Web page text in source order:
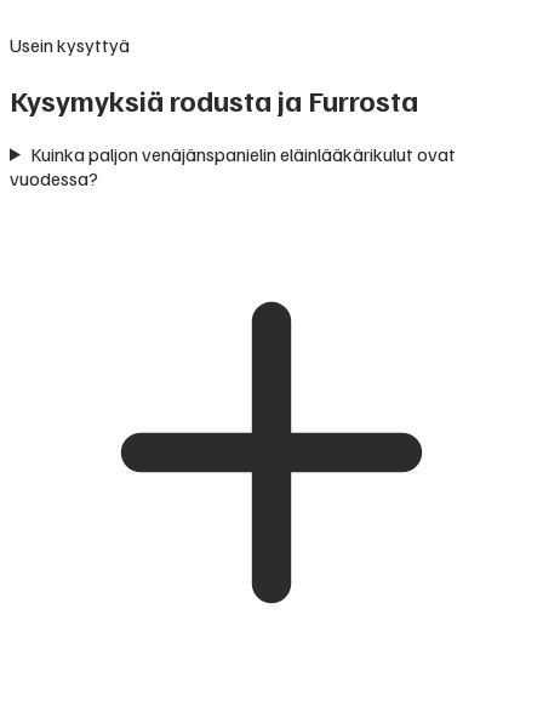
Usein kysyttyä
Kysymyksiä rodusta ja Furrosta
Kuinka paljon venäjänspanielin eläinlääkärikulut ovat
vuodessa?